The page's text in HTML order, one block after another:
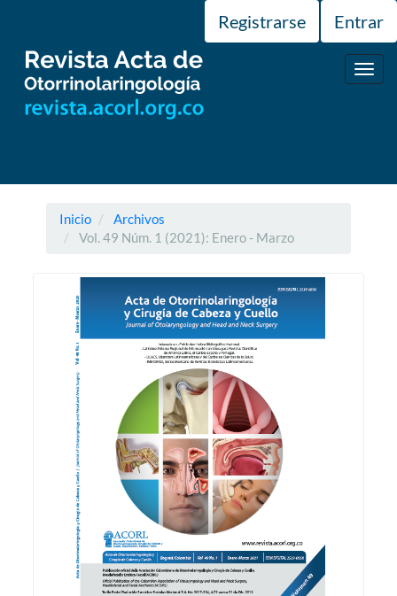
principal
Barra
lateral
Registrarse Entrar
Inicio
Archivos
Vol. 49 Núm. 1 (2021): Enero - Marzo